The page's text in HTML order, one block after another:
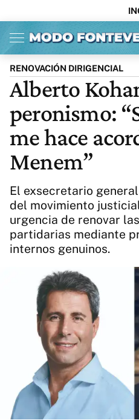
Inicio Ahora
Política
Ciencia
Cultura
Arte
CARAS
Exitoina
Videos
Córdoba
Business
Diario del Juicio
Actualidad
RENOVACIÓN DIRIGENCIAL
Alberto
peronismo:
me hace
Menem”
El exsecretario
del movimiento
urgencia de renovar
partidarias mediante
internos genuinos.